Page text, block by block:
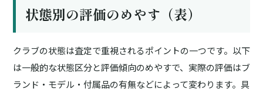
状態別の評価のめやす（表）
クラブの状態は査定で重視されるポイントの一つです。以下
は一般的な状態区分と評価傾向のめやすで、実際の評価はブ
ランド・モデル・付属品の有無などによって変わります。具